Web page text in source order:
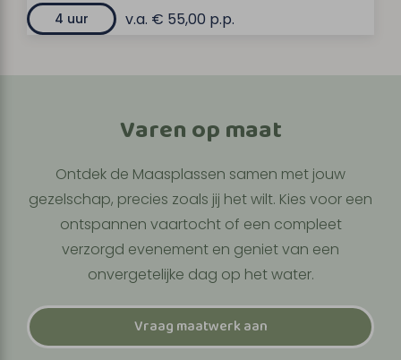
4 uur
v.a. € 55,00 p.p.
Varen op maat
Ontdek de Maasplassen samen met jouw
gezelschap, precies zoals jij het wilt. Kies voor een
ontspannen vaartocht of een compleet
verzorgd evenement en geniet van een
onvergetelijke dag op het water.
Vraag maatwerk aan